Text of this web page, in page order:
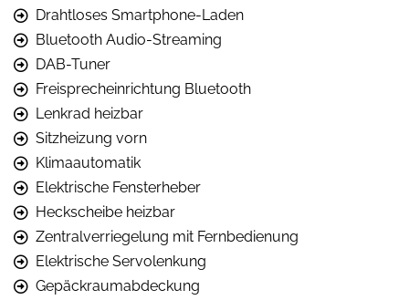
Drahtloses Smartphone-Laden
Bluetooth Audio-Streaming
DAB-Tuner
Freisprecheinrichtung Bluetooth
Lenkrad heizbar
Sitzheizung vorn
Klimaautomatik
Elektrische Fensterheber
Heckscheibe heizbar
Zentralverriegelung mit Fernbedienung
Elektrische Servolenkung
Gepäckraumabdeckung